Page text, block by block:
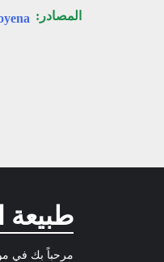
المصادر:
طبيعة
مرحباً بك في